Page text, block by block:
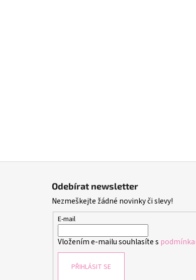
Odebírat newsletter
Nezmeškejte žádné novinky či slevy!
E-mail
Vložením e-mailu souhlasíte s
PŘIHLÁSIT SE